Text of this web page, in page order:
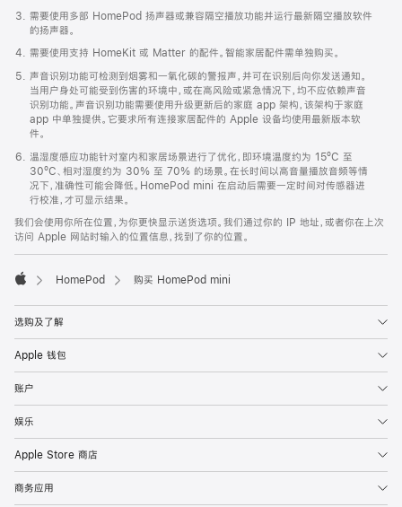
需要使用多部 HomePod 扬声器或兼容隔空播放功能并运行最新隔空播放软件
的扬声器。
需要使用支持 HomeKit 或 Matter 的配件。智能家居配件需单独购买。
声音识别功能可检测到烟雾和一氧化碳的警报声，并可在识别后向你发送通知。
当用户身处可能受到伤害的环境中，或在高风险或紧急情况下，均不应依赖声音
识别功能。声音识别功能需要使用升级更新后的家庭 app 架构，该架构于家庭
app 中单独提供。它要求所有连接家居配件的 Apple 设备均使用最新版本软
件。
温湿度感应功能针对室内和家居场景进行了优化，即环境温度约为 15ºC 至
30ºC、相对湿度约为 30% 至 70% 的场景。在长时间以高音量播放音频等情
况下，准确性可能会降低。HomePod mini 在启动后需要一定时间对传感器进
行校准，才可显示结果。
我们会使用你所在位置，为你更快显示送货选项。我们通过你的 IP 地址，或者你在上次
访问 Apple 网站时输入的位置信息，找到了你的位置。
HomePod 购买 HomePod mini
选购及了解
Apple 钱包
账户
娱乐
Apple Store 商店
商务应用